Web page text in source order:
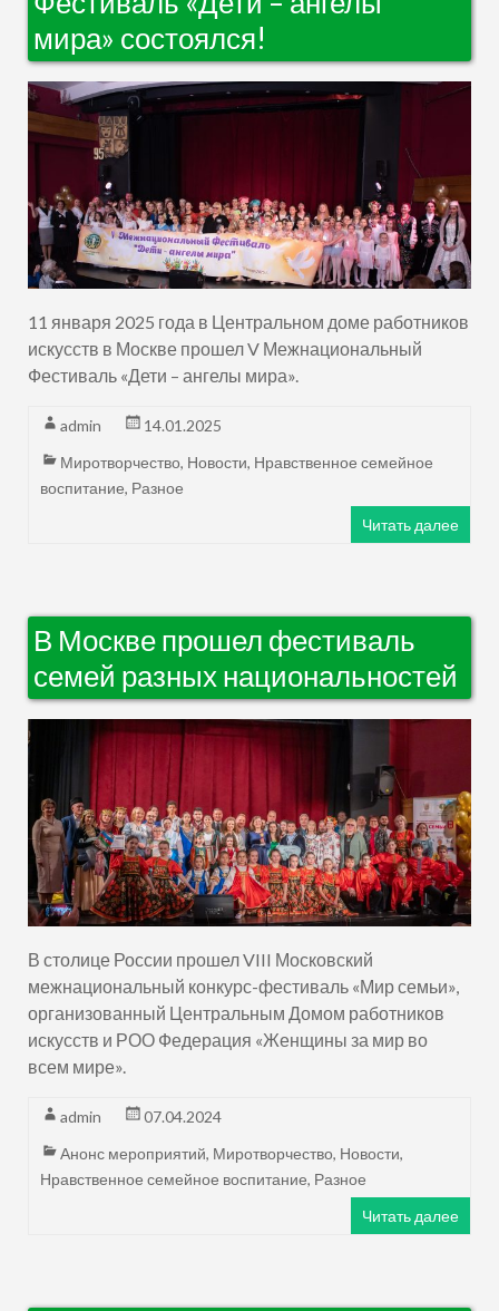
мира» состоялся!
11 января 2025 года в Центральном доме работников
искусств в Москве прошел V Межнациональный
Фестиваль «Дети – ангелы мира».
admin
14.01.2025
Миротворчество, Новости, Нравственное семейное
воспитание, Разное
Читать далее
В Москве прошел фестиваль
семей разных национальностей
В столице России прошел VIII Московский
межнациональный конкурс-фестиваль «Мир семьи»,
организованный Центральным Домом работников
искусств и РОО Федерация «Женщины за мир во
всем мире».
admin
07.04.2024
Анонс мероприятий, Миротворчество, Новости,
Нравственное семейное воспитание, Разное
Читать далее